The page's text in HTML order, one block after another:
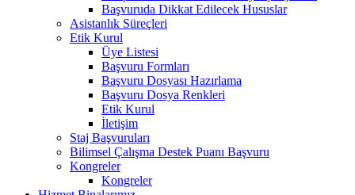
Başvuruda Dikkat Edilecek Hususlar
Asistanlık Süreçleri
Etik Kurul
Üye Listesi
Başvuru Formları
Başvuru Dosyası Hazırlama
Başvuru Dosya Renkleri
Etik Kurul
İletişim
Staj Başvuruları
Bilimsel Çalışma Destek Puanı Başvuru
Kongreler
Kongreler